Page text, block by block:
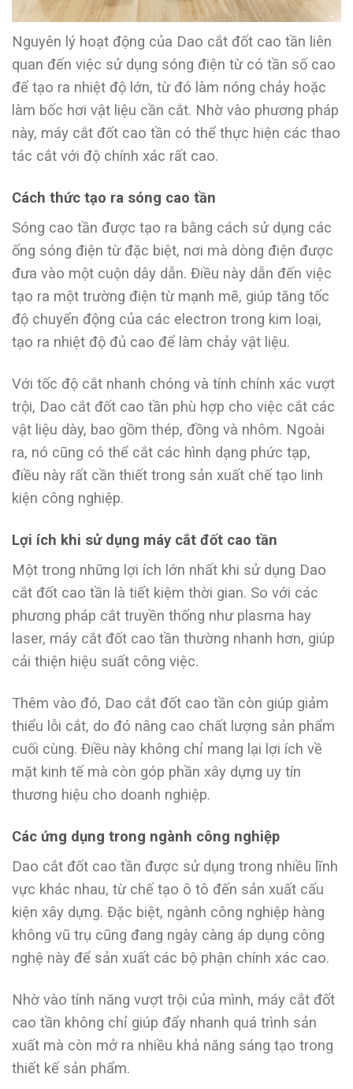
Nguyên lý hoạt động của Dao cắt đốt cao tần liên
quan đến việc sử dụng sóng điện từ có tần số cao
để tạo ra nhiệt độ lớn, từ đó làm nóng chảy hoặc
làm bốc hơi vật liệu cần cắt. Nhờ vào phương pháp
này, máy cắt đốt cao tần có thể thực hiện các thao
tác cắt với độ chính xác rất cao.
Cách thức tạo ra sóng cao tần
Sóng cao tần được tạo ra bằng cách sử dụng các
ống sóng điện từ đặc biệt, nơi mà dòng điện được
đưa vào một cuộn dây dẫn. Điều này dẫn đến việc
tạo ra một trường điện từ mạnh mẽ, giúp tăng tốc
độ chuyển động của các electron trong kim loại,
tạo ra nhiệt độ đủ cao để làm chảy vật liệu.
Với tốc độ cắt nhanh chóng và tính chính xác vượt
trội, Dao cắt đốt cao tần phù hợp cho việc cắt các
vật liệu dày, bao gồm thép, đồng và nhôm. Ngoài
ra, nó cũng có thể cắt các hình dạng phức tạp,
điều này rất cần thiết trong sản xuất chế tạo linh
kiện công nghiệp.
Lợi ích khi sử dụng máy cắt đốt cao tần
Một trong những lợi ích lớn nhất khi sử dụng Dao
cắt đốt cao tần là tiết kiệm thời gian. So với các
phương pháp cắt truyền thống như plasma hay
laser, máy cắt đốt cao tần thường nhanh hơn, giúp
cải thiện hiệu suất công việc.
Thêm vào đó, Dao cắt đốt cao tần còn giúp giảm
thiểu lỗi cắt, do đó nâng cao chất lượng sản phẩm
cuối cùng. Điều này không chỉ mang lại lợi ích về
mặt kinh tế mà còn góp phần xây dựng uy tín
thương hiệu cho doanh nghiệp.
Các ứng dụng trong ngành công nghiệp
Dao cắt đốt cao tần được sử dụng trong nhiều lĩnh
vực khác nhau, từ chế tạo ô tô đến sản xuất cấu
kiện xây dựng. Đặc biệt, ngành công nghiệp hàng
không vũ trụ cũng đang ngày càng áp dụng công
nghệ này để sản xuất các bộ phận chính xác cao.
Nhờ vào tính năng vượt trội của mình, máy cắt đốt
cao tần không chỉ giúp đẩy nhanh quá trình sản
xuất mà còn mở ra nhiều khả năng sáng tạo trong
thiết kế sản phẩm.